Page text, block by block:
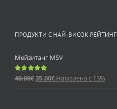
ПРОДУКТИ С НАЙ-ВИСОК РЕЙТИНГ
Мейзитанг MSV
Оценено
40.00€35.00€ Намалена с 13%